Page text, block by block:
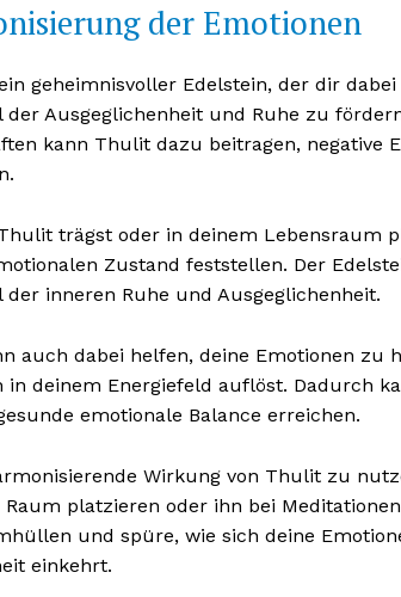
Erhalte
der Emotionen
geheimnisvoller Edelstein, der dir
der Ausgeglichenheit und Ruhe zu
kann Thulit dazu beitragen, negative
trägst oder in deinem Lebensraum
Zustand feststellen. Der
der inneren Ruhe und Ausgeglichenheit.
auch dabei helfen, deine Emotionen zu
in deinem Energiefeld auflöst. Dadurch
emotionale Balance erreichen.
Wirkung von Thulit zu
platzieren oder ihn bei
und spüre, wie sich deine
einkehrt.